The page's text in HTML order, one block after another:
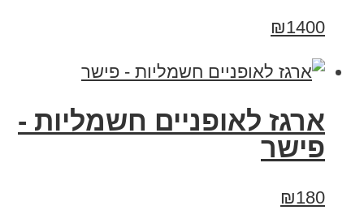
₪1400
ארגז לאופניים חשמליות -
פישר
₪180